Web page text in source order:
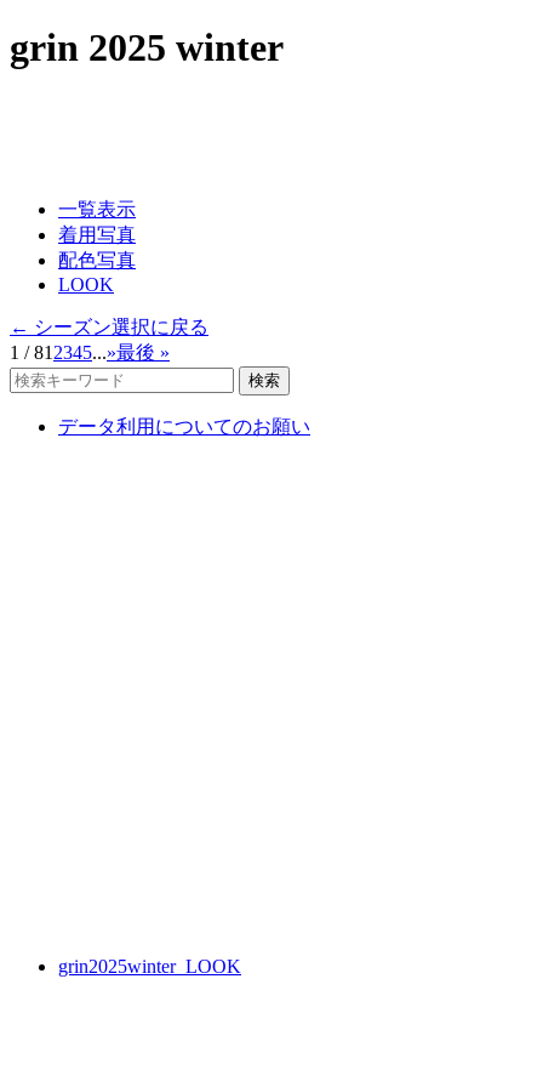
grin 2025 winter
一覧表示
着用写真
配色写真
LOOK
← シーズン選択に戻る
1 / 81 2345...»最後 »
検索
データ利用についてのお願い
grin2025winter_LOOK